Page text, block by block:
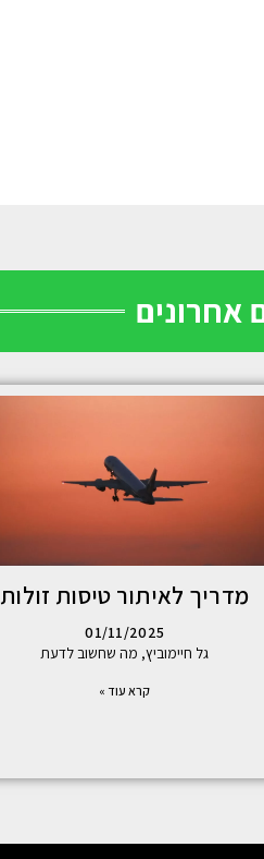
אחרונים
מדריך לאיתור טיסות זולות
01/11/2025
גל חיימוביץ, מה שחשוב לדעת
קרא עוד »